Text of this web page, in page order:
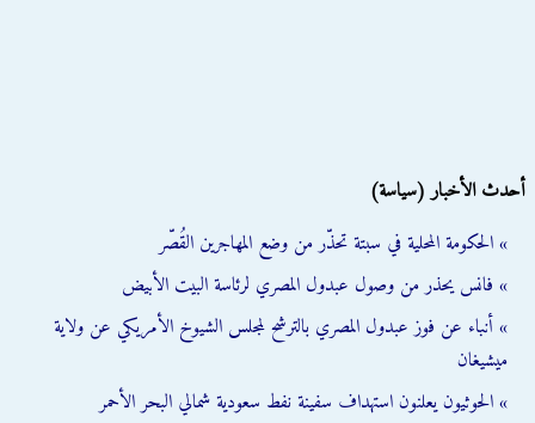
أحدث الأخبار (سياسة)
» الحكومة المحلية في سبتة تحذّر من وضع المهاجرين القُصّر
» فانس يحذر من وصول عبدول المصري لرئاسة البيت الأبيض
» أنباء عن فوز عبدول المصري بالترشح لمجلس الشيوخ الأمريكي عن ولاية
ميشيغان
» الحوثيون يعلنون استهداف سفينة نفط سعودية شمالي البحر الأحمر